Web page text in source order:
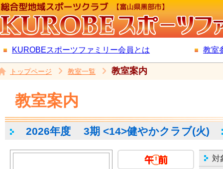
KUROBEスポーツファミリー会員とは 教室
トップページ 教室一覧 教室案内
教室案内
2026年度 3期 <14>健やかクラブ(火)
対